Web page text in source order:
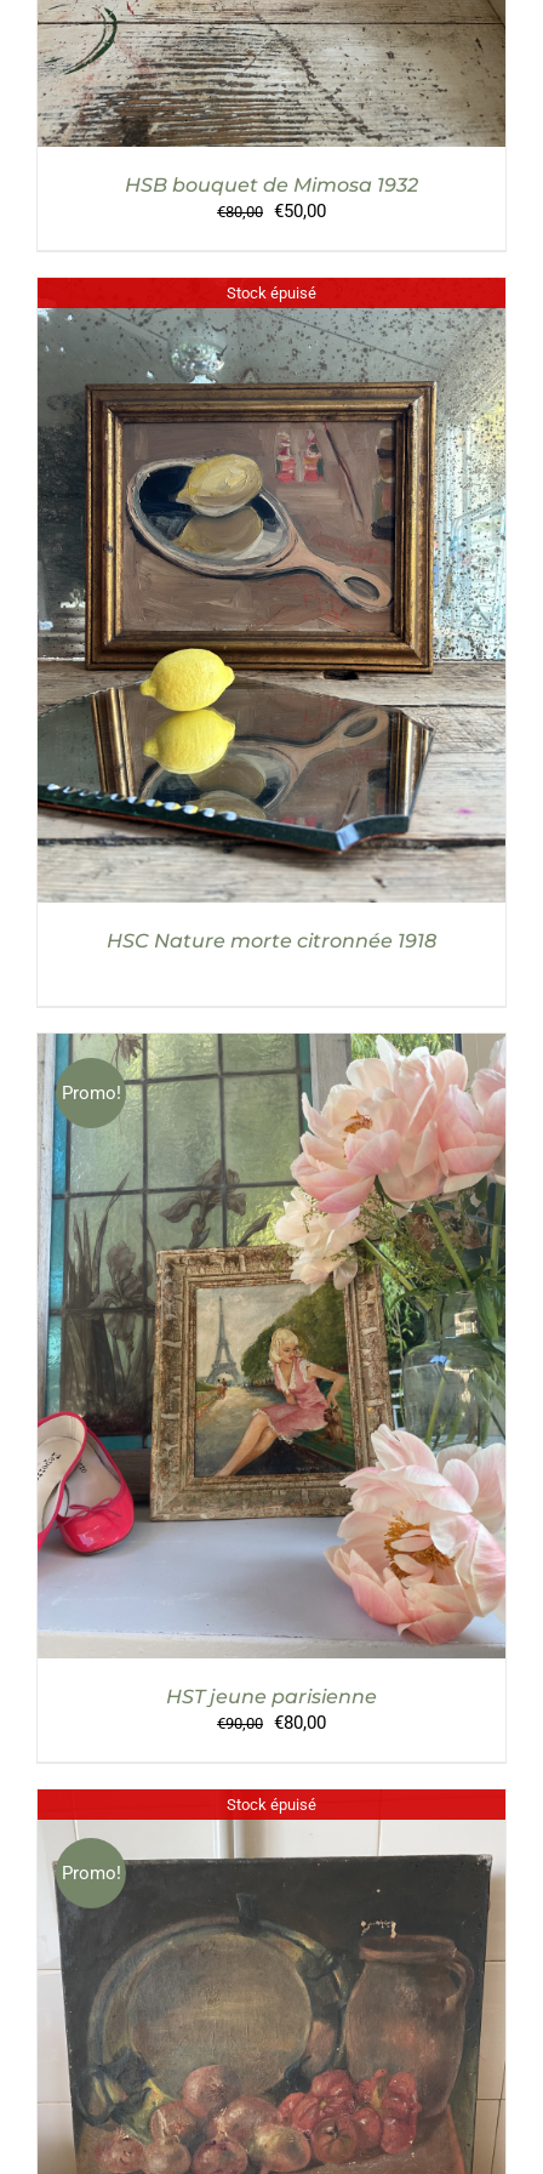
HSB bouquet de Mimosa 1932
€80,00 Le
était :
€80,00.
€50,00Le
est :
Stock épuisé
DÉTAILS
HSC Nature morte citronnée 1918
Promo!
AJOUTER AU PANIER / DÉTAILS
HST jeune parisienne
€90,00 Le
était :
€90,00.
€80,00Le
est :
Stock épuisé
Promo!
DÉTAILS